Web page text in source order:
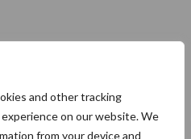
and other tracking
on our website. We
from your device and